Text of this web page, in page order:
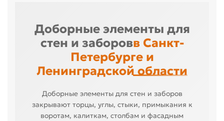
Доборные элементы для
стен и заборовв Санкт-
Петербурге и
Ленинградской области
Доборные элементы для стен и заборов
закрывают торцы, углы, стыки, примыкания к
воротам, калиткам, столбам и фасадным